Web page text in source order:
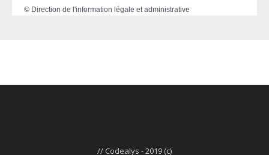
© Direction de l'information légale et administrative
// Codealys - 2019 (c)